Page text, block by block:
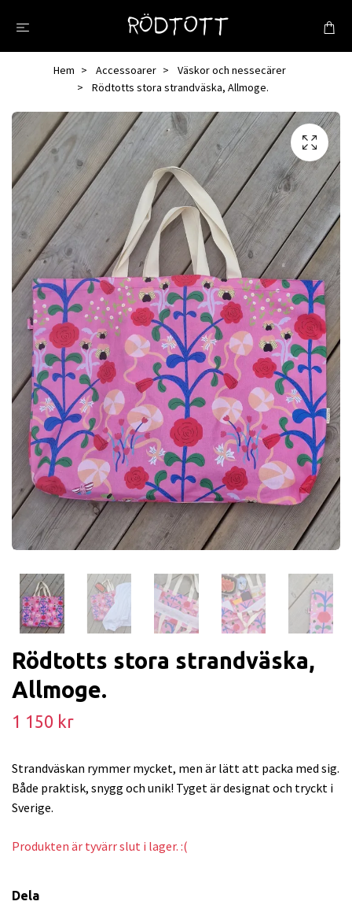
Hem Accessoarer
Väskor och nessecärer
Rödtotts stora strandväska, Allmoge.
Rödtotts stora strandväska,
Allmoge.
1 150 kr
Strandväskan rymmer mycket, men är lätt att packa med sig.
Både praktisk, snygg och unik! Tyget är designat och tryckt i
Sverige.
Produkten är tyvärr slut i lager. :(
Dela